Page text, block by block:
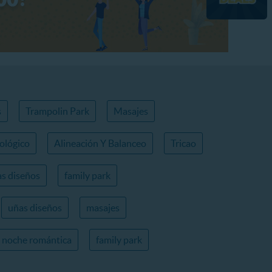
Trampolin Park Masajes
Alineación Y Balanceo Tricao
diseños family park
uñas diseños masajes
noche romántica family park